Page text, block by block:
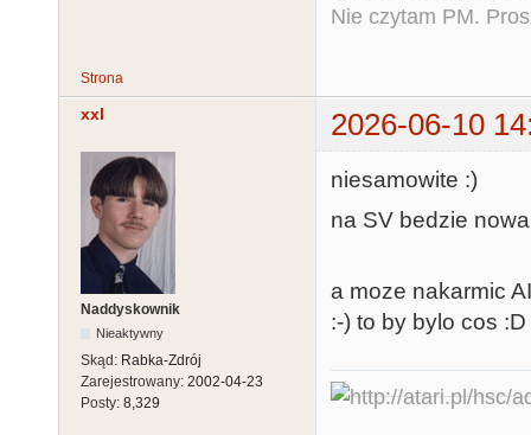
Nie czytam PM.
Strona
xxl 2026-06-10
Naddyskownik
Nieaktywny
Skąd: Rabka-Zdrój
Zarejestrowany: 2002-04-23
Posty: 8,329
niesamowite :)
na SV bedzie
a moze nakarmic
:-) to by bylo cos :D